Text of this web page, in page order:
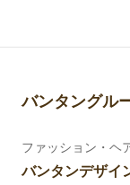
バンタングル
ファッション・ヘ
バンタンデザイ